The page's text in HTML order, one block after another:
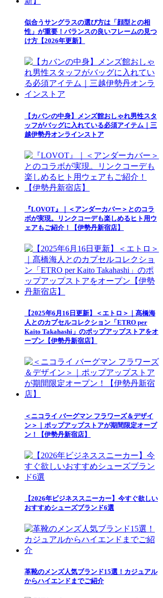
似合うサングラスの選び方は「顔型との相
性」が重要！バランスの良いフレームの見つ
け方【2026年更新】
【カバンの中身】メンズ館おしゃれ男性スタ
ッフがバッグに入れている必須アイテム｜三
越伊勢丹オンラインストア
『LOVOT』｜＜アンダーカバー＞とのコラ
ボが実現。リンクコーデも楽しめるヒト用ウ
ェアもご紹介！【伊勢丹新宿店】
【2025年6月16日更新】＜エトロ＞｜髙橋海
人とのカプセルコレクション「ETRO per
Kaito Takahashi」のポップアップストアをオ
ープン【伊勢丹新宿店】
＜ニコライ バーグマン フラワーズ＆デザイ
ン＞｜ポップアップストアが期間限定オープ
ン！【伊勢丹新宿店】
【2026年ビジネススニーカー】今すぐ欲しい
おすすめシューズブランド6選
革靴のメンズ人気ブランド15選！カジュアル
からハイエンドまでご紹介